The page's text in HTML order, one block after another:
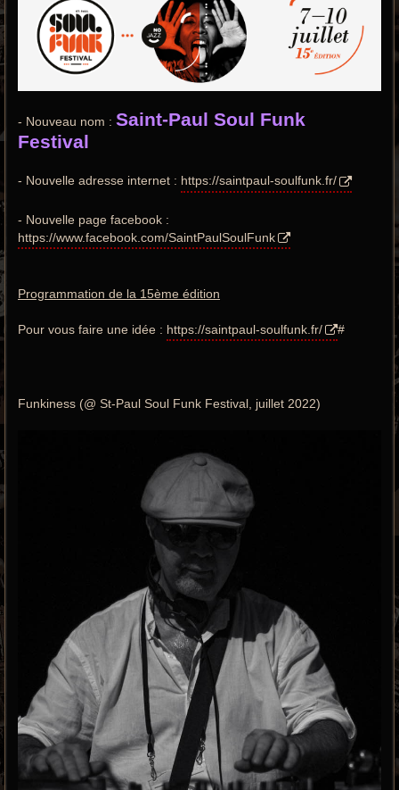
- Nouveau nom : Saint-Paul Soul Funk
Festival
- Nouvelle adresse internet : https://saintpaul-soulfunk.fr/
- Nouvelle page facebook :
https://www.facebook.com/SaintPaulSoulFunk
Programmation de la 15ème édition
Pour vous faire une idée : https://saintpaul-soulfunk.fr/ #
Funkiness (@ St-Paul Soul Funk Festival, juillet 2022)